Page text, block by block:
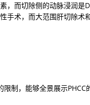
，而切除侧的动脉浸润是
手术，而大范围肝切除术
限制，能够全景展示